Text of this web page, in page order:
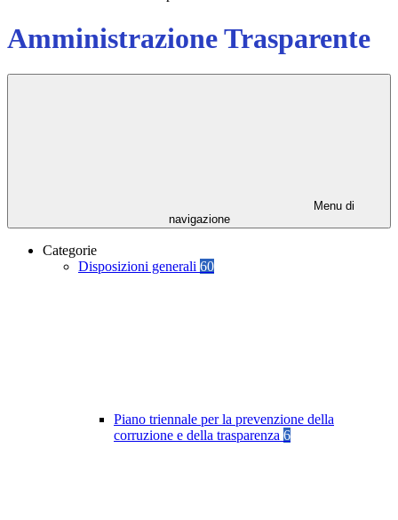
Amministrazione Trasparente
Menu di
navigazione
Categorie
Disposizioni generali 60
Piano triennale per la prevenzione della
corruzione e della trasparenza 6